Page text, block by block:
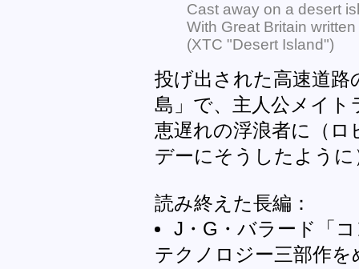
Cast away on a desert
With Great Britain
(XTC "Desert Island")
投げ出された高速道路
島」で、主人公メイ
恵遅れの浮浪者に（
デーにそうしたよう
読み終えた長編：
J・G・バラード「
テクノロジー三部作